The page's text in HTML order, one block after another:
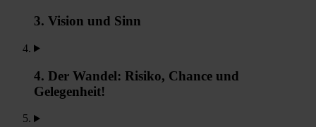
3. Vision und Sinn
4. Der Wandel: Risiko, Chance und
Gelegenheit!